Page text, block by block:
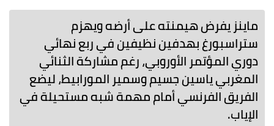
ماينز يفرض هيمنته على أرضه ويهزم
ستراسبورغ بهدفين نظيفين في ربع نهائي
دوري المؤتمر الأوروبي، رغم مشاركة الثنائي
المغربي ياسين جسيم وسمير المورابيط، ليضع
الفريق الفرنسي أمام مهمة شبه مستحيلة في
الإياب.